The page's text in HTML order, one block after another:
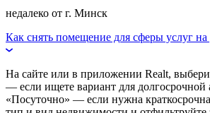
недалеко от г. Минск
Как снять помещение для сферы услуг
На сайте или в приложении Realt,
— если ищете вариант для долгосрочной
«Посуточно» — если нужна